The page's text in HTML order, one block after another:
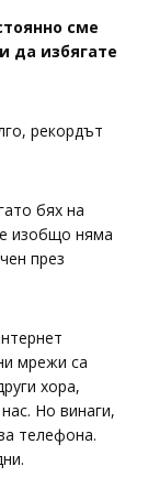
сме
да избягате
рекордът
бях на
изобщо няма
през
мрежи са
хора,
Но винаги,
телефона.